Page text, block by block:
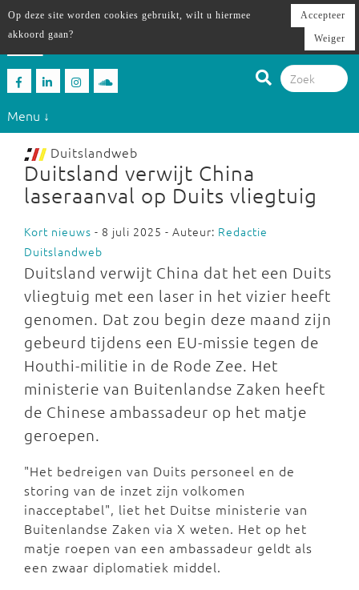
Menu ↓
Duitslandweb
Duitsland verwijt China
laseraanval op Duits vliegtuig
Kort nieuws - 8 juli 2025 - Auteur: Redactie
Duitslandweb
Duitsland verwijt China dat het een Duits
vliegtuig met een laser in het vizier heeft
genomen. Dat zou begin deze maand zijn
gebeurd tijdens een EU-missie tegen de
Houthi-militie in de Rode Zee. Het
ministerie van Buitenlandse Zaken heeft
de Chinese ambassadeur op het matje
geroepen.
"Het bedreigen van Duits personeel en de
storing van de inzet zijn volkomen
inacceptabel", liet het Duitse ministerie van
Buitenlandse Zaken via X weten. Het op het
matje roepen van een ambassadeur geldt als
een zwaar diplomatiek middel.
Op deze site worden cookies gebruikt, wilt u hiermee
akkoord gaan?
Accepteer
Weiger